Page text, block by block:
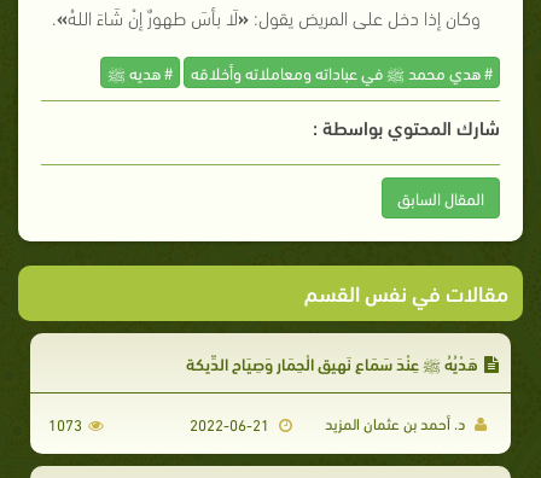
وكان إذا دخل على المريض يقول: «لَا بأسَ طهورٌ إنْ شَاءَ اللهُ»
.
# هدي محمد ﷺ في عباداته ومعاملاته وأخلاقه # هديه ﷺ
شارك المحتوي بواسطة :
المقال السابق
مقالات في نفس القسم
هَدْيُهُ ﷺ عِنْدَ سَمَاعِ نَهِيق الْحِمَار وَصِيَاحِ الدِّيكة
د. أحمد بن عثمان المزيد 1073